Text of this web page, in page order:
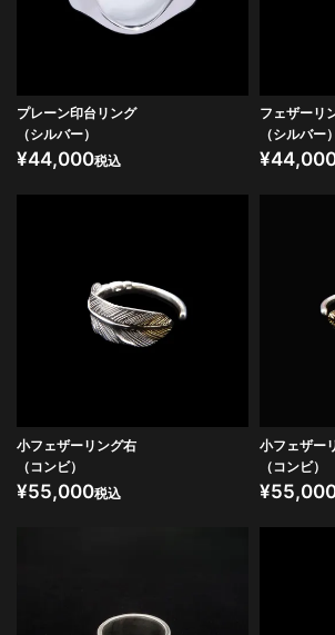
プレーン印台リング
（シルバー）
¥44,000税込
フェザーリ
（シルバー）
¥
小フェザーリング右
（コンビ）
¥55,000税込
小フェザー
（コンビ）
¥